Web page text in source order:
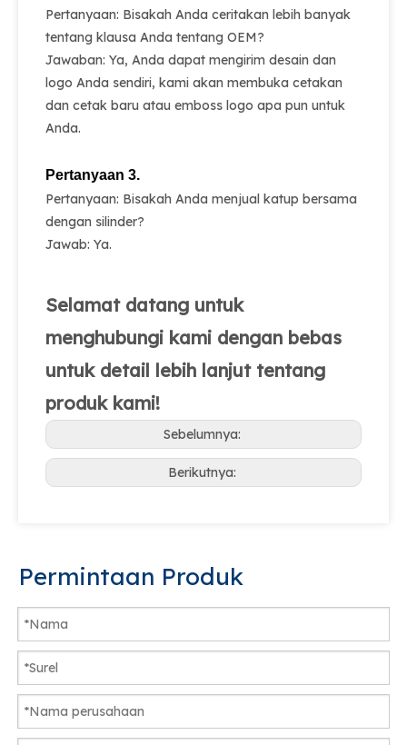
Pertanyaan: Bisakah Anda ceritakan lebih banyak
tentang klausa Anda tentang OEM?
Jawaban: Ya, Anda dapat mengirim desain dan
logo Anda sendiri, kami akan membuka cetakan
dan cetak baru atau emboss logo apa pun untuk
Anda.
Pertanyaan 3.
Pertanyaan: Bisakah Anda menjual katup bersama
dengan silinder?
Jawab: Ya.
Selamat datang untuk
menghubungi kami dengan bebas
untuk detail lebih lanjut tentang
produk kami!
Sebelumnya:
Berikutnya:
Permintaan Produk